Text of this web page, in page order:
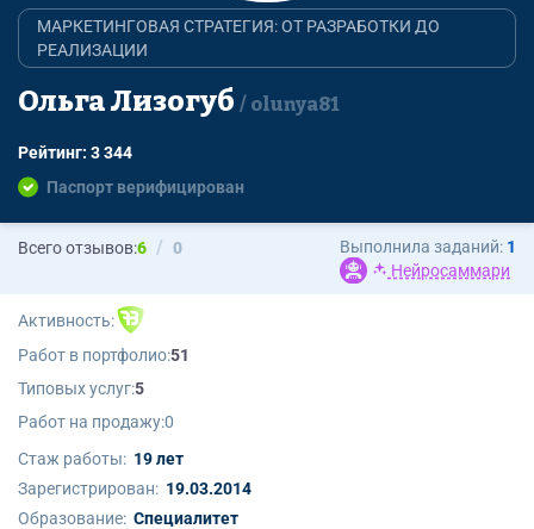
МАРКЕТИНГОВАЯ СТРАТЕГИЯ: ОТ РАЗРАБОТКИ ДО
РЕАЛИЗАЦИИ
Ольга Лизогуб olunya81
Рейтинг: 3 344
Паспорт верифицирован
Всего отзывов:6 0 Выполнила заданий: 1
Нейросаммари
Активность:
Работ в портфолио:51
Типовых услуг:5
Работ на продажу:0
Стаж работы: 19 лет
Зарегистрирован: 19.03.2014
Образование: Cпециалитет